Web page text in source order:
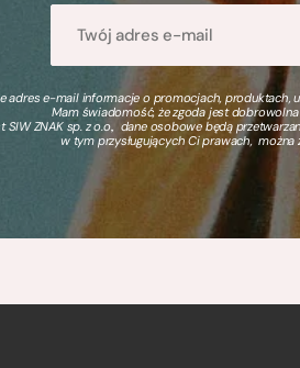
adres e-mail informacje o promocjach, produktach,
Mam świadomość, że zgoda jest
ZNAK sp. z o.o., dane osobowe będą
w tym przysługujących Ci prawach, można